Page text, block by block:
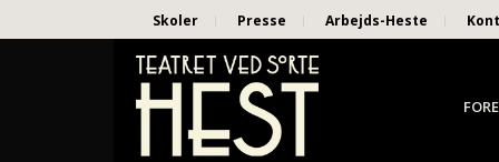
Skoler Presse Arbejds-Heste